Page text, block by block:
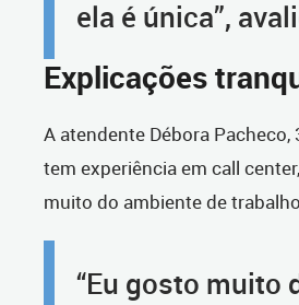
ela é única”,
Explicações
A atendente Débora Pacheco,
tem experiência em call
muito do ambiente de
“Eu gosto muito